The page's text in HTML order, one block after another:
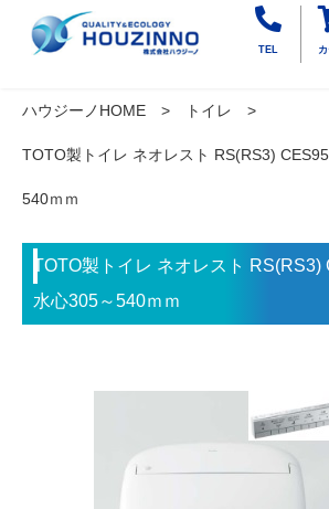
TEL
ハウジーノHOME トイレ
TOTO製トイレ ネオレスト RS(RS3)
540ｍｍ
TOTO製トイレ ネオレスト RS(RS3)
水心305～540ｍｍ